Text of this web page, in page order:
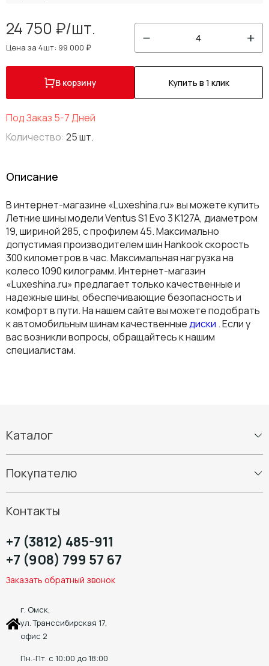
24 750 ₽/шт.
Цена за 4шт: 99 000 ₽
4
В корзину Купить в 1 клик
Под Заказ 5-7 Дней
Количество: 25 шт.
Описание
В интернет-магазине «Luxeshina.ru» вы можете купить
Летние шины модели Ventus S1 Evo 3 K127A, диаметром
19, шириной 285, с профилем 45. Максимально
допустимая производителем шин Hankook скорость
300 километров в час. Максимальная нагрузка на
колесо 1090 килограмм. Интернет-магазин
«Luxeshina.ru» предлагает только качественные и
надежные шины, обеспечивающие безопасность и
комфорт в пути. На нашем сайте вы можете подобрать
к автомобильным шинам качественныедиски . Если у
вас возникли вопросы, обращайтесь к нашим
специалистам.
Каталог
Диски
Шиномонтаж
Покупателю
Контакты
+7 (3812) 485-911
+7 (908) 799 57 67
Заказать обратный звонок
г. Омск,
ул. Транссибирская 17,
офис 2
Пн.-Пт. с 10:00 до 18:00